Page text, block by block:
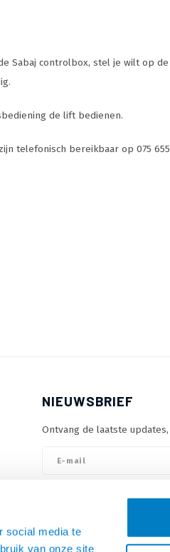
social media te
van onze site
Sabaj controlbox, stel je wilt op
de lift bedienen.
telefonisch bereikbaar op 075
NIEUWSBRIEF
Ontvang de laatste